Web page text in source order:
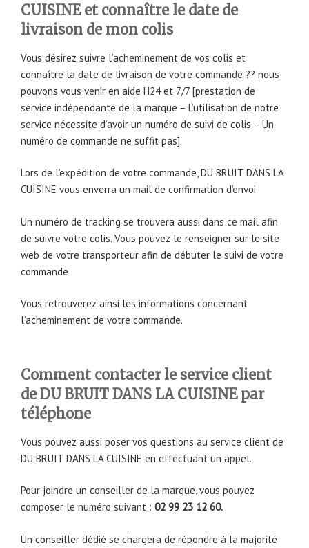
CUISINE et connaître le date de
livraison de mon colis
Vous désirez suivre l’acheminement de vos colis et
connaître la date de livraison de votre commande ?? nous
pouvons vous venir en aide H24 et 7/7 [prestation de
service indépendante de la marque – L’utilisation de notre
service nécessite d’avoir un numéro de suivi de colis – Un
numéro de commande ne suffit pas].
Lors de l’expédition de votre commande, DU BRUIT DANS LA
CUISINE vous enverra un mail de confirmation d’envoi.
Un numéro de tracking se trouvera aussi dans ce mail afin
de suivre votre colis. Vous pouvez le renseigner sur le site
web de votre transporteur afin de débuter le suivi de votre
commande
Vous retrouverez ainsi les informations concernant
l’acheminement de votre commande.
Comment contacter le service client
de DU BRUIT DANS LA CUISINE par
téléphone
Vous pouvez aussi poser vos questions au service client de
DU BRUIT DANS LA CUISINE en effectuant un appel.
Pour joindre un conseiller de la marque, vous pouvez
composer le numéro suivant : 02 99 23 12 60.
Un conseiller dédié se chargera de répondre à la majorité